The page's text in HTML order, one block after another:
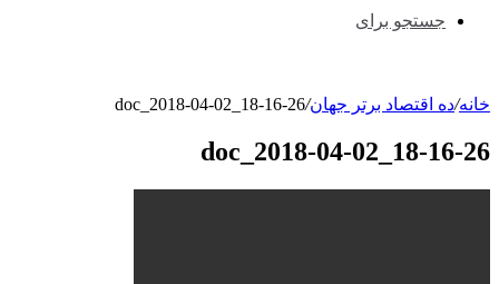
جستجو برای
خانه/ده اقتصاد برتر جهان/
doc_2018-04-02_18-16-26
doc_2018-04-02_18-16-26